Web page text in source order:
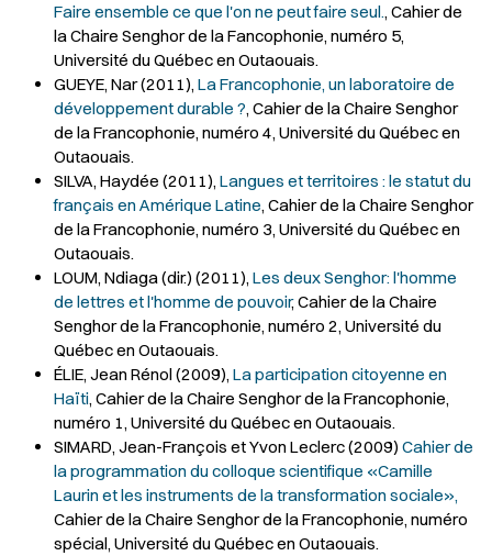
Faire ensemble ce que l'on ne peut faire seul., Cahier de
la Chaire Senghor de la Fancophonie, numéro 5,
Université du Québec en Outaouais.
GUEYE, Nar (2011), La Francophonie, un laboratoire de
développement durable ?, Cahier de la Chaire Senghor
de la Francophonie, numéro 4, Université du Québec en
Outaouais.
SILVA, Haydée (2011), Langues et territoires : le statut du
français en Amérique Latine, Cahier de la Chaire Senghor
de la Francophonie, numéro 3, Université du Québec en
Outaouais.
LOUM, Ndiaga (dir.) (2011), Les deux Senghor: l'homme
de lettres et l'homme de pouvoir, Cahier de la Chaire
Senghor de la Francophonie, numéro 2, Université du
Québec en Outaouais.
ÉLIE, Jean Rénol (2009), La participation citoyenne en
Haïti, Cahier de la Chaire Senghor de la Francophonie,
numéro 1, Université du Québec en Outaouais.
SIMARD, Jean-François et Yvon Leclerc (2009) Cahier de
la programmation du colloque scientifique «Camille
Laurin et les instruments de la transformation sociale»,
Cahier de la Chaire Senghor de la Francophonie, numéro
spécial, Université du Québec en Outaouais.